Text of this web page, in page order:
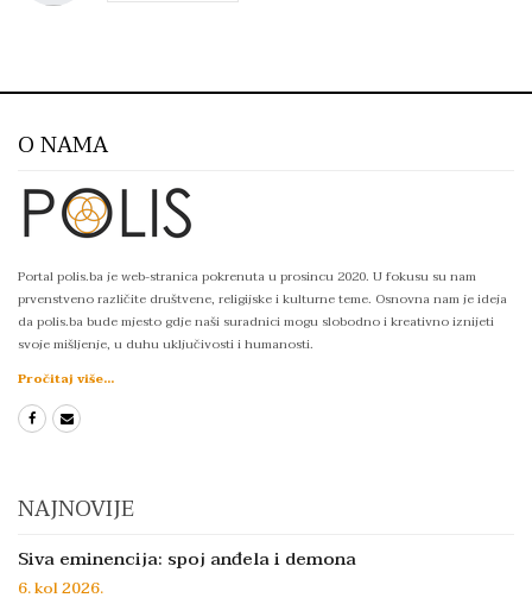
O NAMA
Portal polis.ba je web-stranica pokrenuta u prosincu 2020. U fokusu su nam
prvenstveno različite društvene, religijske i kulturne teme. Osnovna nam je ideja
da polis.ba bude mjesto gdje naši suradnici mogu slobodno i kreativno iznijeti
svoje mišljenje, u duhu uključivosti i humanosti.
Pročitaj više...
NAJNOVIJE
Siva eminencija: spoj anđela i demona
6. kol 2026.